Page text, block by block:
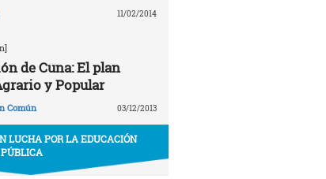
11/02/2014
de Cuna: El plan
y Popular
Común 03/12/2013
LUCHA POR LA EDUCACIÓN
PÚBLICA